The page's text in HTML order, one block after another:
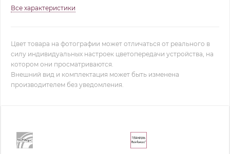
Все характеристики
Цвет товара на фотографии может отличаться от реального в
силу индивидуальных настроек цветопередачи устройства, на
котором они просматриваются.
Внешний вид и комплектация может быть изменена
производителем без уведомления.